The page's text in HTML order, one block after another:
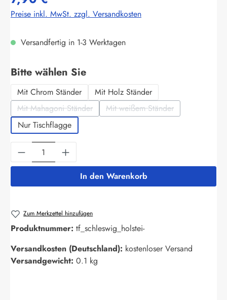
Preise inkl. MwSt. zzgl. Versandkosten
Versandfertig in 1-3 Werktagen
Bitte wählen Sieauswählen
Mit Chrom Ständer
Mit Holz Ständer
Mit Mahagoni Ständer
(Diese Option ist zurzeit nicht verfügbar.)
Mit weißem Ständer
(Diese Option ist zurzeit
Nur Tischflagge
Produkt Anzahl: Gib den gewünschten
In den Warenkorb
Zum Merkzettel hinzufügen
Produktnummer: tf_schleswig_holstei-
Versandkosten (Deutschland): kostenloser Versand
Versandgewicht: 0.1 kg